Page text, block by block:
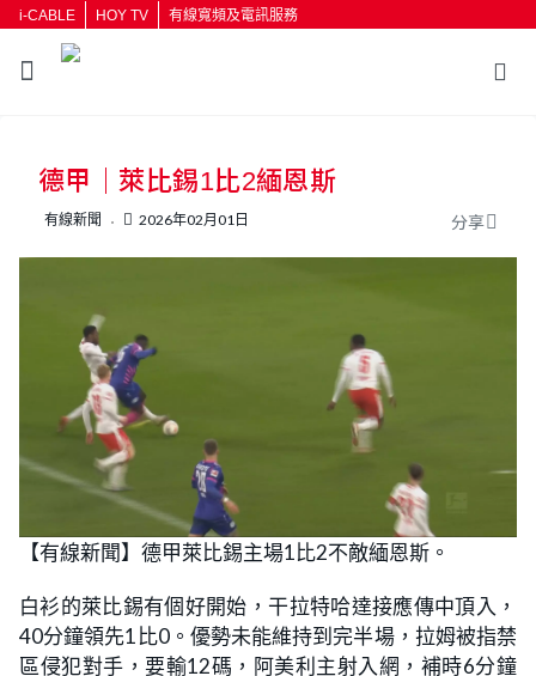
i-CABLE HOY TV 有線寬頻及電訊服務
按輸入鍵開始搜尋
德甲｜萊比錫1比2緬恩斯
有線新聞 2026年02月01日 分享
【有線新聞】德甲萊比錫主場1比2不敵緬恩斯。
白衫的萊比錫有個好開始，干拉特哈達接應傳中頂入，
40分鐘領先1比0。優勢未能維持到完半場，拉姆被指禁
區侵犯對手，要輸12碼，阿美利主射入網，補時6分鐘